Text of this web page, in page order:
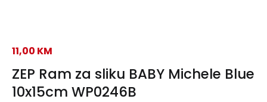
ZEP Ram za sliku BABY Michele Blue
10x15cm WP0246B
11,00 KM